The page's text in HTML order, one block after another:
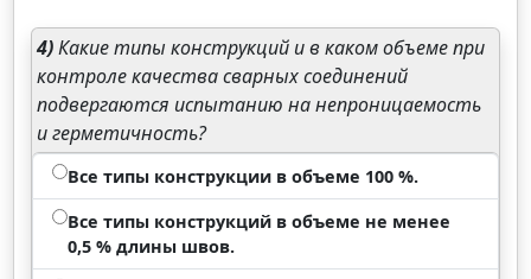
4)Какие типы конструкций и в каком объеме при
контроле качества сварных соединений
подвергаются испытанию на непроницаемость
и герметичность?
Все типы конструкции в объеме 100 %.
Все типы конструкций в объеме не менее
0,5 % длины швов.